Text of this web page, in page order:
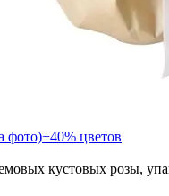
фото)+40% цветов
кустовых розы,